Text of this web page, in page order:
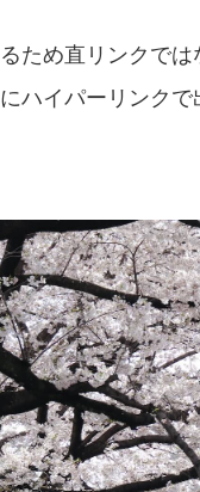
ため直リンクで
ハイパーリンク